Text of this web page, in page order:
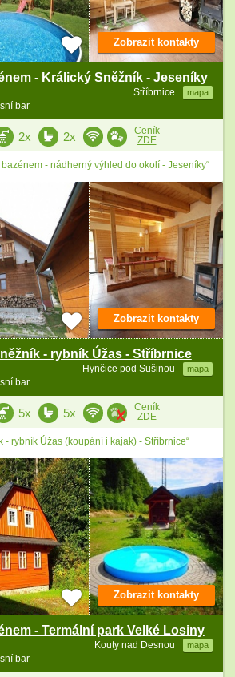
- Králický Sněžník - Jeseníky
Stříbrnice mapa
bar
Zobrazit kontakty
2x 2x
Ceník
ZDE
- nádherný výhled do okolí - Jeseníky“
- rybník Úžas - Stříbrnice
Hynčice pod Sušinou mapa
bar
Zobrazit kontakty
5x 5x
Ceník
ZDE
- rybník Úžas (koupání i kajak) - Stříbrnice“
- Termální park Velké Losiny
Kouty nad Desnou mapa
bar
Zobrazit kontakty